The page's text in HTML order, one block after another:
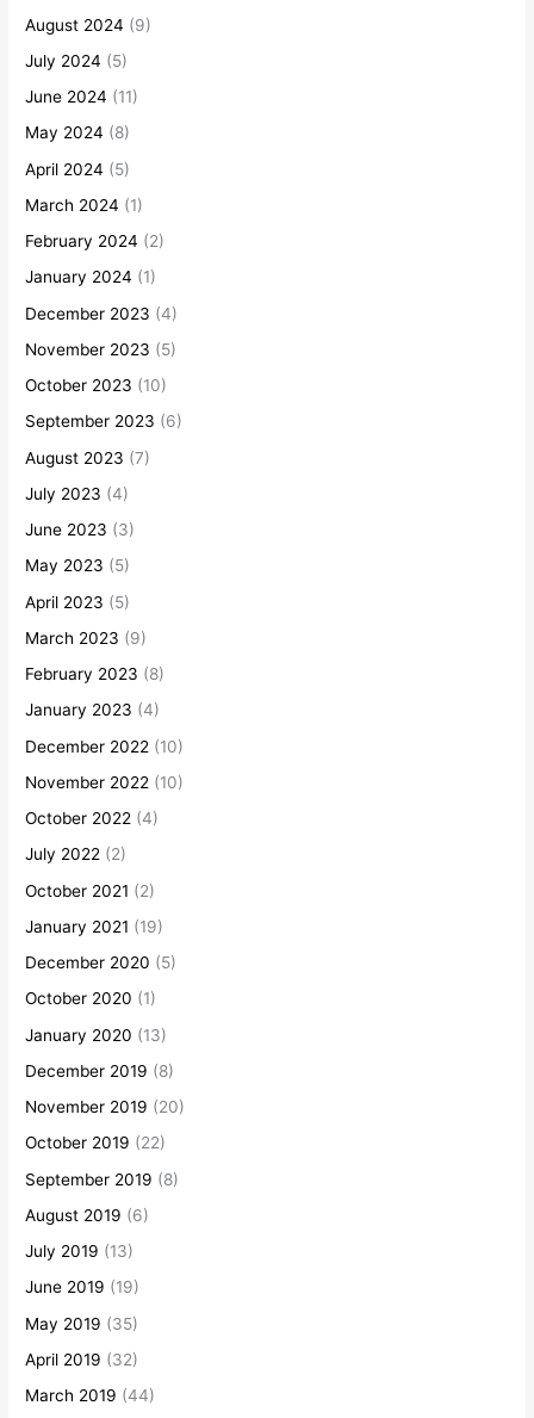
August 2024 (9)
July 2024 (5)
June 2024 (11)
May 2024 (8)
April 2024 (5)
March 2024 (1)
February 2024 (2)
January 2024 (1)
December 2023 (4)
November 2023 (5)
October 2023 (10)
September 2023 (6)
August 2023 (7)
July 2023 (4)
June 2023 (3)
May 2023 (5)
April 2023 (5)
March 2023 (9)
February 2023 (8)
January 2023 (4)
December 2022 (10)
November 2022 (10)
October 2022 (4)
July 2022 (2)
October 2021 (2)
January 2021 (19)
December 2020 (5)
October 2020 (1)
January 2020 (13)
December 2019 (8)
November 2019 (20)
October 2019 (22)
September 2019 (8)
August 2019 (6)
July 2019 (13)
June 2019 (19)
May 2019 (35)
April 2019 (32)
March 2019 (44)